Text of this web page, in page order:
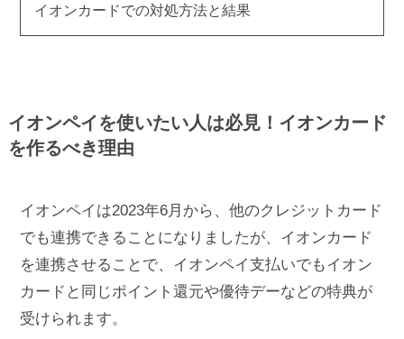
イオンカードでの対処方法と結果
イオンペイを使いたい人は必見！イオンカード
を作るべき理由
イオンペイは2023年6月から、他のクレジットカード
でも連携できることになりましたが、イオンカード
を連携させることで、イオンペイ支払いでもイオン
カードと同じポイント還元や優待デーなどの特典が
受けられます。